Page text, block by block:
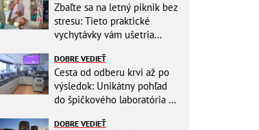
Zbaľte sa na letný piknik bez
stresu: Tieto praktické
vychytávky vám ušetria
DOBRE VEDIEŤ
Cesta od odberu krvi až po
výsledok: Unikátny pohľad
do špičkového laboratória na
DOBRE VEDIEŤ